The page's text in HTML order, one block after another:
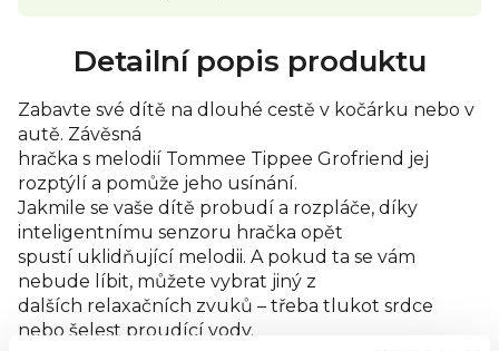
Detailní popis produktu
Zabavte své dítě na dlouhé cestě v kočárku nebo v
autě. Závěsná
hračka s melodií Tommee Tippee Grofriend jej
rozptýlí a pomůže jeho usínání.
Jakmile se vaše dítě probudí a rozpláče, díky
inteligentnímu senzoru hračka opět
spustí uklidňující melodii. A pokud ta se vám
nebude líbit, můžete vybrat jiný z
dalších relaxačních zvuků – třeba tlukot srdce
nebo šelest proudící vody.